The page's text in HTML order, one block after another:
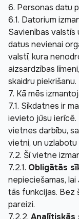
6. Personas datu
6.1. Datorium
Savienības valstīs
datus nevienai
valstī, kura
aizsardzības
skaidru piekrišanu.
7. Kā mēs
7.1. Sīkdatnes ir
ievieto jūsu ierīcē.
vietnes darbību,
vietni, un
7.2. Šī vietne
7.2.1. Obligātās
nepieciešamas,
tās funkcijas. Bez
pareizi.
7.2.2. Analītiskās